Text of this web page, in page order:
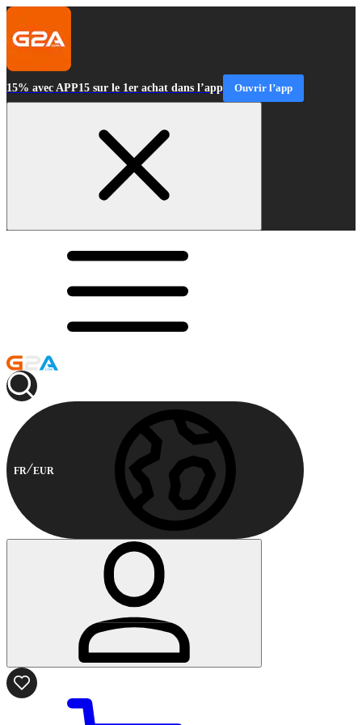
15% avec APP15 sur le 1er achat dans l’app Ouvrir l’app
FR EUR